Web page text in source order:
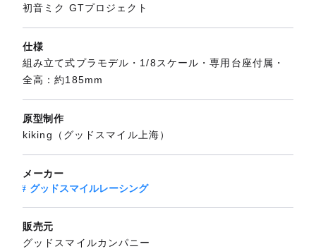
初音ミク GTプロジェクト
仕様
組み立て式プラモデル・1/8スケール・専用台座付属・
全高：約185mm
原型制作
kiking（グッドスマイル上海）
メーカー
グッドスマイルレーシング
販売元
グッドスマイルカンパニー